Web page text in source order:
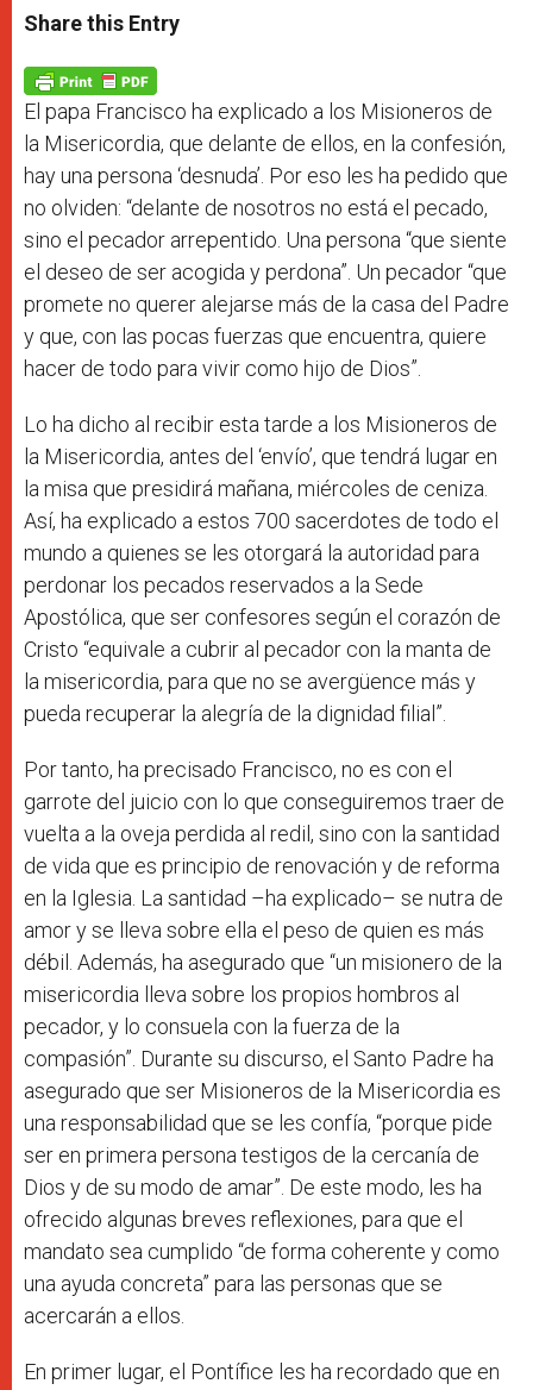
t
s
p
p
s
e
g
e
r
e
b
o
k
Share this Entry
El papa Francisco ha explicado a los Misioneros de
la Misericordia, que delante de ellos, en la confesión,
hay una persona ‘desnuda’. Por eso les ha pedido que
no olviden: “delante de nosotros no está el pecado,
sino el pecador arrepentido. Una persona “que siente
el deseo de ser acogida y perdona”. Un pecador “que
promete no querer alejarse más de la casa del Padre
y que, con las pocas fuerzas que encuentra, quiere
hacer de todo para vivir como hijo de Dios”.
Lo ha dicho al recibir esta tarde a los Misioneros de
la Misericordia, antes del ‘envío’, que tendrá lugar en
la misa que presidirá mañana, miércoles de ceniza.
Así, ha explicado a estos 700 sacerdotes de todo el
mundo a quienes se les otorgará la autoridad para
perdonar los pecados reservados a la Sede
Apostólica, que ser confesores según el corazón de
Cristo “equivale a cubrir al pecador con la manta de
la misericordia, para que no se avergüence más y
pueda recuperar la alegría de la dignidad filial”.
Por tanto, ha precisado Francisco, no es con el
garrote del juicio con lo que conseguiremos traer de
vuelta a la oveja perdida al redil, sino con la santidad
de vida que es principio de renovación y de reforma
en la Iglesia. La santidad –ha explicado– se nutra de
amor y se lleva sobre ella el peso de quien es más
débil. Además, ha asegurado que “un misionero de la
misericordia lleva sobre los propios hombros al
pecador, y lo consuela con la fuerza de la
compasión”. Durante su discurso, el Santo Padre ha
asegurado que ser Misioneros de la Misericordia es
una responsabilidad que se les confía, “porque pide
ser en primera persona testigos de la cercanía de
Dios y de su modo de amar”. De este modo, les ha
ofrecido algunas breves reflexiones, para que el
mandato sea cumplido “de forma coherente y como
una ayuda concreta” para las personas que se
acercarán a ellos.
En primer lugar, el Pontífice les ha recordado que en